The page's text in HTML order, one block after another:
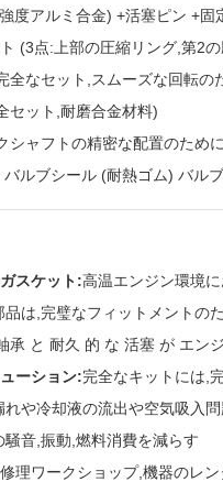
度アルミ合金) +活塞ピン +固
(3点:上部の圧縮リング,第2
全なセット,スムーズな回転の
セット,耐磨合金材料)
シャフトの精密な配置のため
ルブシール (耐熱ゴム) バル
スケット:高温エンジン環境
品は,完璧なフィットメントの
承 と 耐久 的 な 活塞 が エン
ーション:完全なキットには,
れや冷却液の流出や空気吸入
騒音,振動,燃料消費を減らす
理ワークショップ,機器のレ